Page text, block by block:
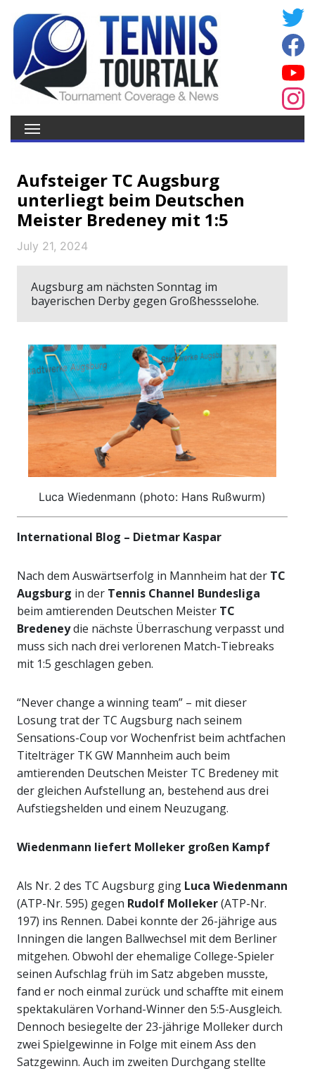
Aufsteiger TC Augsburg
unterliegt beim Deutschen
Meister Bredeney mit 1:5
July 21, 2024
Augsburg am nächsten Sonntag im
bayerischen Derby gegen Großhessselohe.
Luca Wiedenmann (photo: Hans Rußwurm)
International Blog – Dietmar Kaspar
Nach dem Auswärtserfolg in Mannheim hat der TC
Augsburg in der Tennis Channel Bundesliga
beim amtierenden Deutschen Meister TC
Bredeneydie nächste Überraschung verpasst und
muss sich nach drei verlorenen Match-Tiebreaks
mit 1:5 geschlagen geben.
“Never change a winning team” – mit dieser
Losung trat der TC Augsburg nach seinem
Sensations-Coup vor Wochenfrist beim achtfachen
Titelträger TK GW Mannheim auch beim
amtierenden Deutschen Meister TC Bredeney mit
der gleichen Aufstellung an, bestehend aus drei
Aufstiegshelden und einem Neuzugang.
Wiedenmann liefert Molleker großen Kampf
Als Nr. 2 des TC Augsburg ging Luca Wiedenmann
(ATP-Nr. 595) gegen Rudolf Molleker(ATP-Nr.
197) ins Rennen. Dabei konnte der 26-jährige aus
Inningen die langen Ballwechsel mit dem Berliner
mitgehen. Obwohl der ehemalige College-Spieler
seinen Aufschlag früh im Satz abgeben musste,
fand er noch einmal zurück und schaffte mit einem
spektakulären Vorhand-Winner den 5:5-Ausgleich.
Dennoch besiegelte der 23-jährige Molleker durch
zwei Spielgewinne in Folge mit einem Ass den
Satzgewinn. Auch im zweiten Durchgang stellte